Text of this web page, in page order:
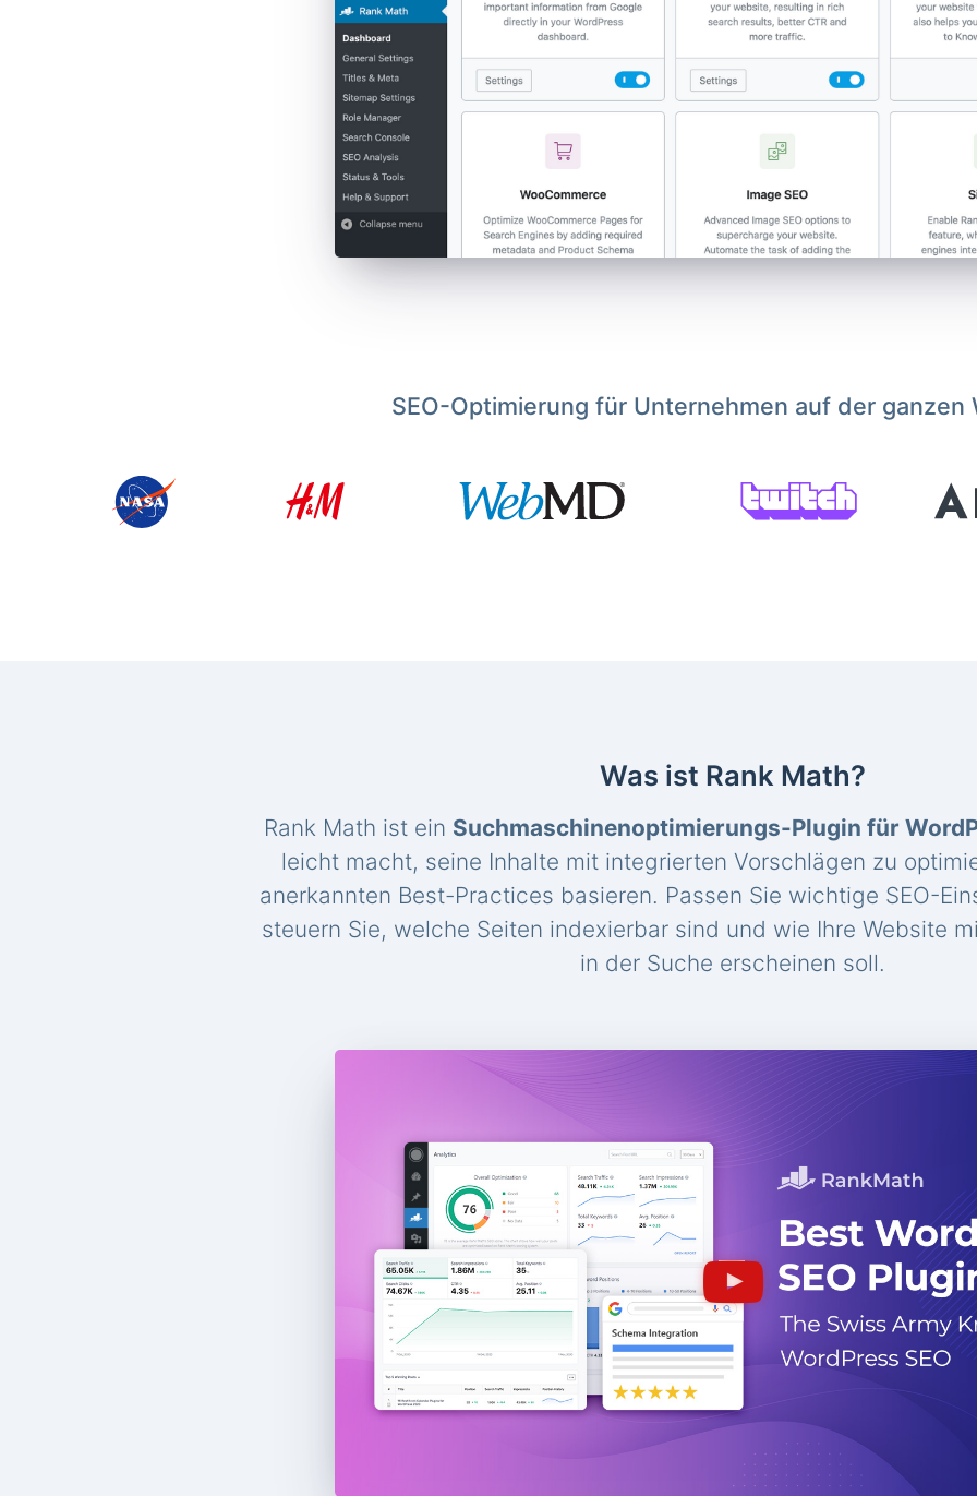
SEO-Optimierung für Unternehmen auf der ganzen
Was ist Rank Math?
Rank Math ist ein Suchmaschinenoptimierungs-Plugin für
leicht macht, seine Inhalte mit integrierten Vorschlägen zu
anerkannten Best-Practices basieren. Passen Sie wichtige SEO-
steuern Sie, welche Seiten indexierbar sind und wie Ihre Website
in der Suche erscheinen soll.